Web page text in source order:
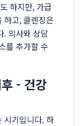
하지만, 가급
하고, 클렌징은
. 의사와 상담
를 추가할 수
- 건강
시기입니다. 하